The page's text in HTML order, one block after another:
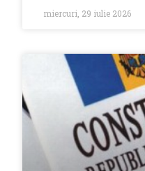
miercuri, 29 iulie 2026